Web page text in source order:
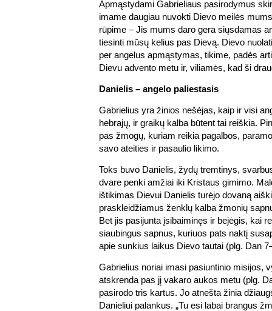
Apmąstydami Gabrieliaus pasirodymus
imame daugiau nuvokti Dievo meilės
rūpime – Jis mums daro gera siųsdamas
tiesinti mūsų kelius pas Dievą. Dievo
per angelus apmąstymas, tikime, padės
Dievu advento metu ir, viliamės, kad ši
Danielis – angelo paliestasis
Gabrielius yra žinios nešėjas, kaip ir visi
hebrajų, ir graikų kalba būtent tai reiškia.
pas žmogų, kuriam reikia pagalbos,
savo ateities ir pasaulio likimo.
Toks buvo Danielis, žydų tremtinys,
dvare penki amžiai iki Kristaus gimimo.
ištikimas Dievui Danielis turėjo dovaną
praskleidžiamus ženklų kalba žmonių
Bet jis pasijunta įsibaiminęs ir bejėgis, kai
siaubingus sapnus, kuriuos pats naktį
apie sunkius laikus Dievo tautai (plg. Dan
Gabrielius noriai imasi pasiuntinio misijos,
atskrenda pas jį vakaro aukos metu (plg.
pasirodo tris kartus. Jo atnešta žinia
Danieliui palankus. „Tu esi labai brangus